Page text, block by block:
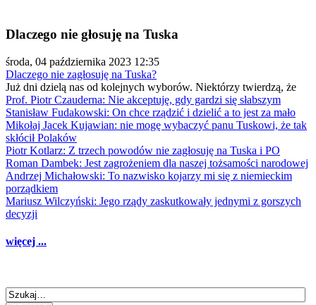
Dlaczego nie głosuję na Tuska
środa, 04 października 2023 12:35
Dlaczego nie zagłosuję na Tuska?
Już dni dzielą nas od kolejnych wyborów. Niektórzy twierdzą, że
Prof. Piotr Czauderna: Nie akceptuję, gdy gardzi się słabszym
Stanisław Fudakowski: On chce rządzić i dzielić a to jest za mało
Mikołaj Jacek Kujawian: nie mogę wybaczyć panu Tuskowi, że tak
skłócił Polaków
Piotr Kotlarz: Z trzech powodów nie zagłosuję na Tuska i PO
Roman Dambek: Jest zagrożeniem dla naszej tożsamości narodowej
Andrzej Michałowski: To nazwisko kojarzy mi się z niemieckim
porządkiem
Mariusz Wilczyński: Jego rządy zaskutkowały jednymi z gorszych
decyzji
więcej ...